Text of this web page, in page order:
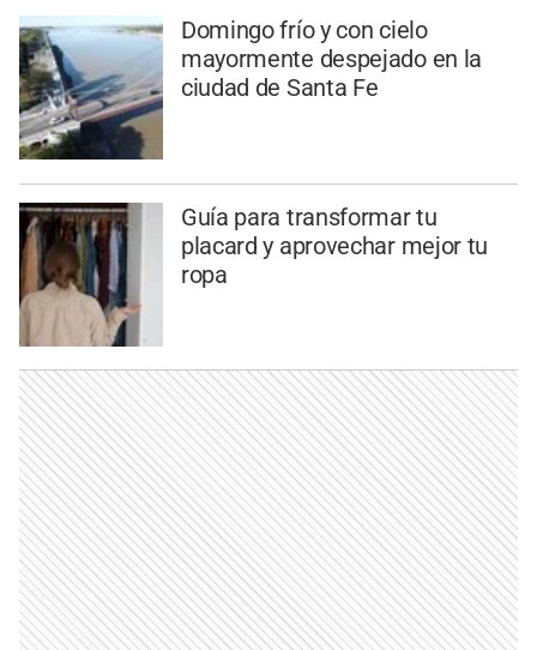
Domingo frío y con cielo
mayormente despejado en la
ciudad de Santa Fe
Guía para transformar tu
placard y aprovechar mejor tu
ropa